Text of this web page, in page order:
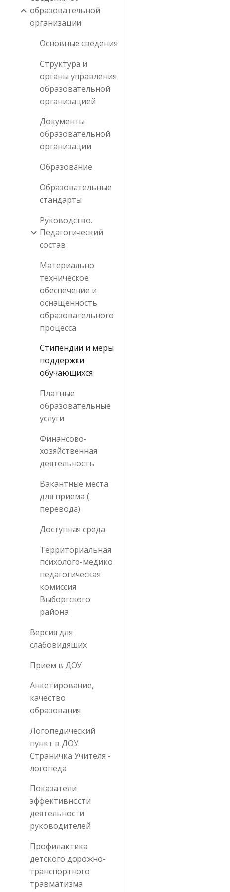
образовательной
организации
Основные сведения
Структура и
органы управления
образовательной
организацией
Документы
образовательной
организации
Образование
Образовательные
стандарты
Руководство.
Педагогический
состав
Материально
техническое
обеспечение и
оснащенность
образовательного
процесса
Стипендии и меры
поддержки
обучающихся
Платные
образовательные
услуги
Финансово-
хозяйственная
деятельность
Вакантные места
для приема (
перевода)
Доступная среда
Территориальная
психолого-медико
педагогическая
комиссия
Выборгского
района
Версия для
слабовидящих
Прием в ДОУ
Анкетирование,
качество
образования
Логопедический
пункт в ДОУ.
Страничка Учителя -
логопеда
Показатели
эффективности
деятельности
руководителей
Профилактика
детского дорожно-
транспортного
травматизма